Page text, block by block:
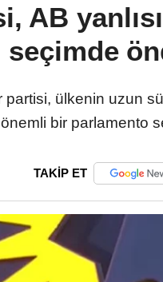
AB
seçimde
ülkenin uzun
bir parlamento
TAKİP ET